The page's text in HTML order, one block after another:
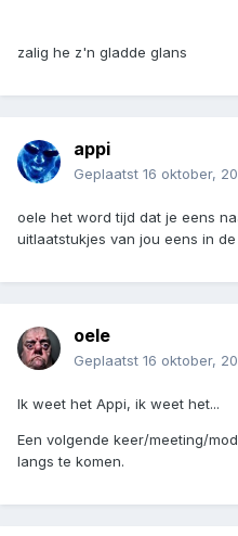
zalig he z'n gladde glans
appi
Geplaatst 16 oktober,
oele het word tijd dat je eens
uitlaatstukjes van jou eens in
oele
Geplaatst 16 oktober,
Ik weet het Appi, ik weet het...
Een volgende keer/meeting/
langs te komen.